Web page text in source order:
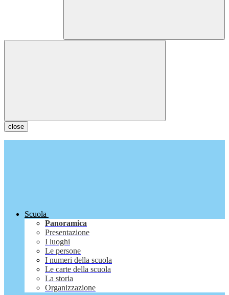
close
Scuola
Panoramica
Presentazione
I luoghi
Le persone
I numeri della scuola
Le carte della scuola
La storia
Organizzazione